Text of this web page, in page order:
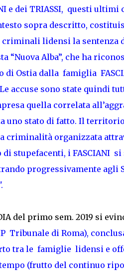
e dei TRIASSI, questi
sopra descritto,
lidensi la sentenza
“Nuova Alba”, che ha
Ostia dalla famiglia
accuse sono state quindi
quella correlata
uno stato di fatto. Il
criminalità organizzata
stupefacenti, i FASCIANI
progressivamente agli
del primo sem. 2019 si
GIP Tribunale di Roma),
tra le famiglie lidensi e
(frutto del continuo